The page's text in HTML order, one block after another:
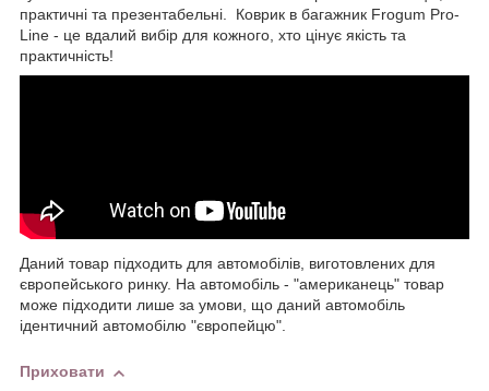
практичні та презентабельні. Коврик в багажник Frogum Pro-
Line - це вдалий вибір для кожного, хто цінує якість та
практичність!
Даний товар підходить для автомобілів, виготовлених для
європейського ринку. На автомобіль - "американець" товар
може підходити лише за умови, що даний автомобіль
ідентичний автомобілю "європейцю".
Приховати